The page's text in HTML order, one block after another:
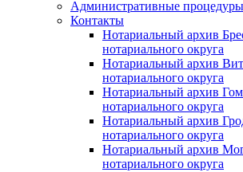
Административные процедуры
Контакты
Нотариальный архив
нотариального округа
Нотариальный архив
нотариального округа
Нотариальный архив
нотариального округа
Нотариальный архив
нотариального округа
Нотариальный архив
нотариального округа